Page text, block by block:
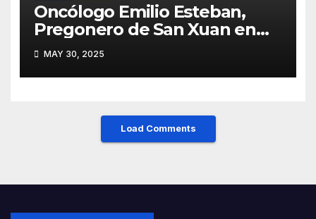
Oncólogo Emilio Esteban,
Pregonero de San Xuan en
Mieres: Un Honor para Turón
y el HUCA
MAY 30, 2025
Load Comments